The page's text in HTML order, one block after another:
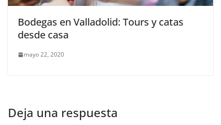
Bodegas en Valladolid: Tours y catas
desde casa
mayo 22, 2020
Deja una respuesta